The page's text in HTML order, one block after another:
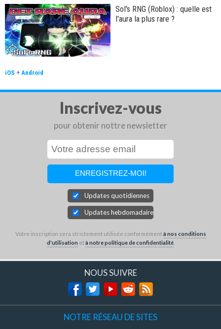
Sol's RNG (Roblox) : quelle est
l'aura la plus rare ?
iOS + Android
Inscrivez-vous
pour obtenir nottre newsletter
Updates quotidiennes
Updates hebdomadaires
Votre inscription sera strictement utilisée conformémentà nos conditions
d'utilisation età notre politique de confidentialité.
NOUS SUIVRE
NOTRE RÉSEAU DE SITES